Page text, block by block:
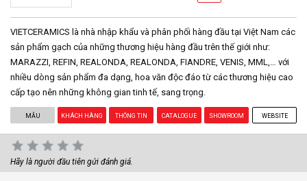
VIETCERAMICS là nhà nhập khẩu và phân phối hàng đầu tại Việt Nam các
sản phẩm gạch của những thương hiệu hàng đầu trên thế giới như:
MARAZZI, REFIN, REALONDA, REALONDA, FIANDRE, VENIS, MML,… với
nhiều dòng sản phẩm đa dạng, hoa văn độc đáo từ các thương hiệu cao
cấp tạo nên những không gian tinh tế, sang trọng.
MẪU KHÁCH HÀNG THÔNG TIN CATALOGUE SHOWROOM WEBSITE
Hãy là người đầu tiên gửi đánh giá.